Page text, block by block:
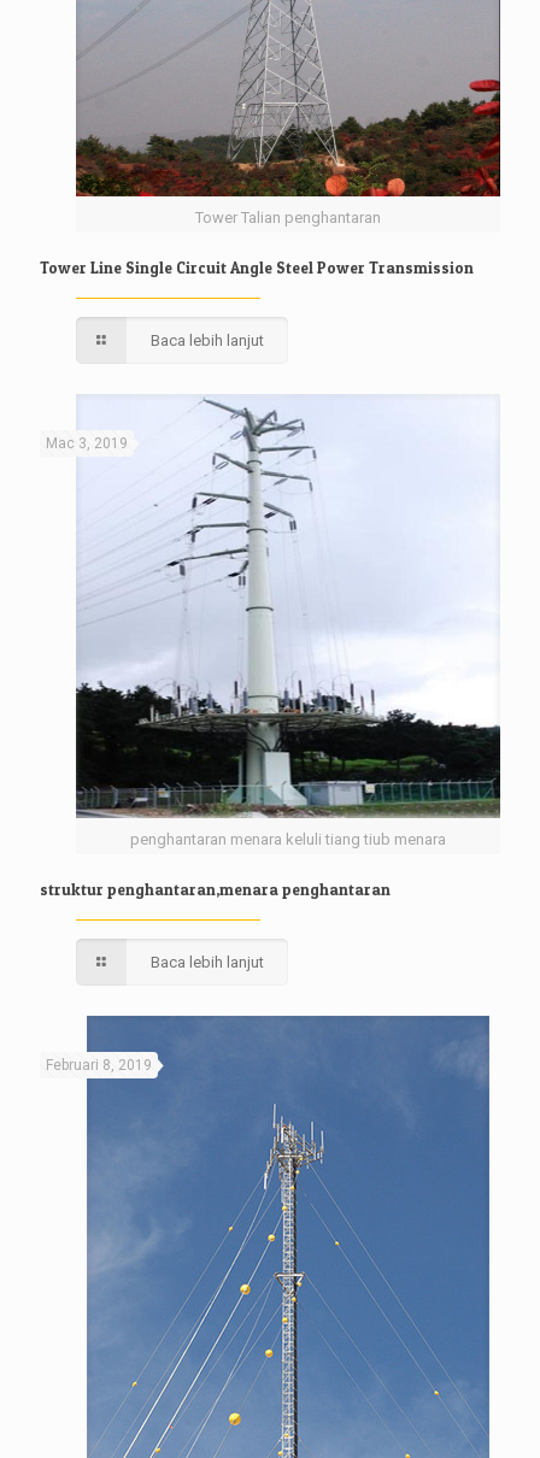
Tower Talian penghantaran
Tower Line Single Circuit Angle Steel Power Transmission
Baca lebih lanjut
penghantaran menara keluli tiang tiub menara
Mac 3, 2019
struktur penghantaran,menara penghantaran
Baca lebih lanjut
Februari 8, 2019